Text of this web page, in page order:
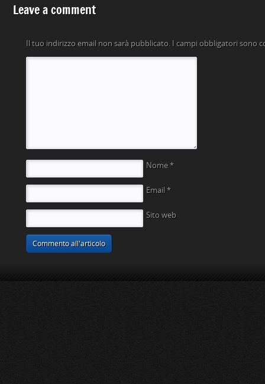
Leave a comment
Il tuo indirizzo email non sarà pubblicato. I campi obbligatori sono
Nome *
Email *
Sito web